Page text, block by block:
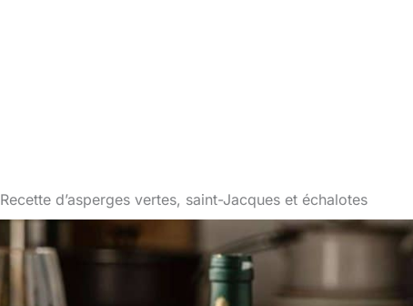
Recette d’asperges vertes, saint-Jacques et échalotes